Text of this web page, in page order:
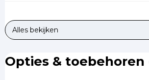
Alles bekijken
Opties & toebehoren